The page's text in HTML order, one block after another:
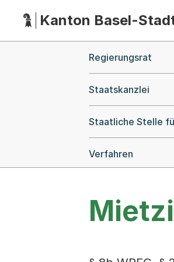
HauptnavigationKanton Basel-
Regierungsrat
Staatskanzlei
Staatliche Stelle
Verfahren